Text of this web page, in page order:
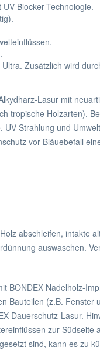
Blocker-Technologie.
Zusätzlich wird
Lasur mit
tropische Holzarten).
Strahlung und
vor Bläuebefall
abschleifen, intakte
auswaschen.
BONDEX Nadelholz-
(z.B.
Dauerschutz-Lasur.
zur
sind, kann es zu